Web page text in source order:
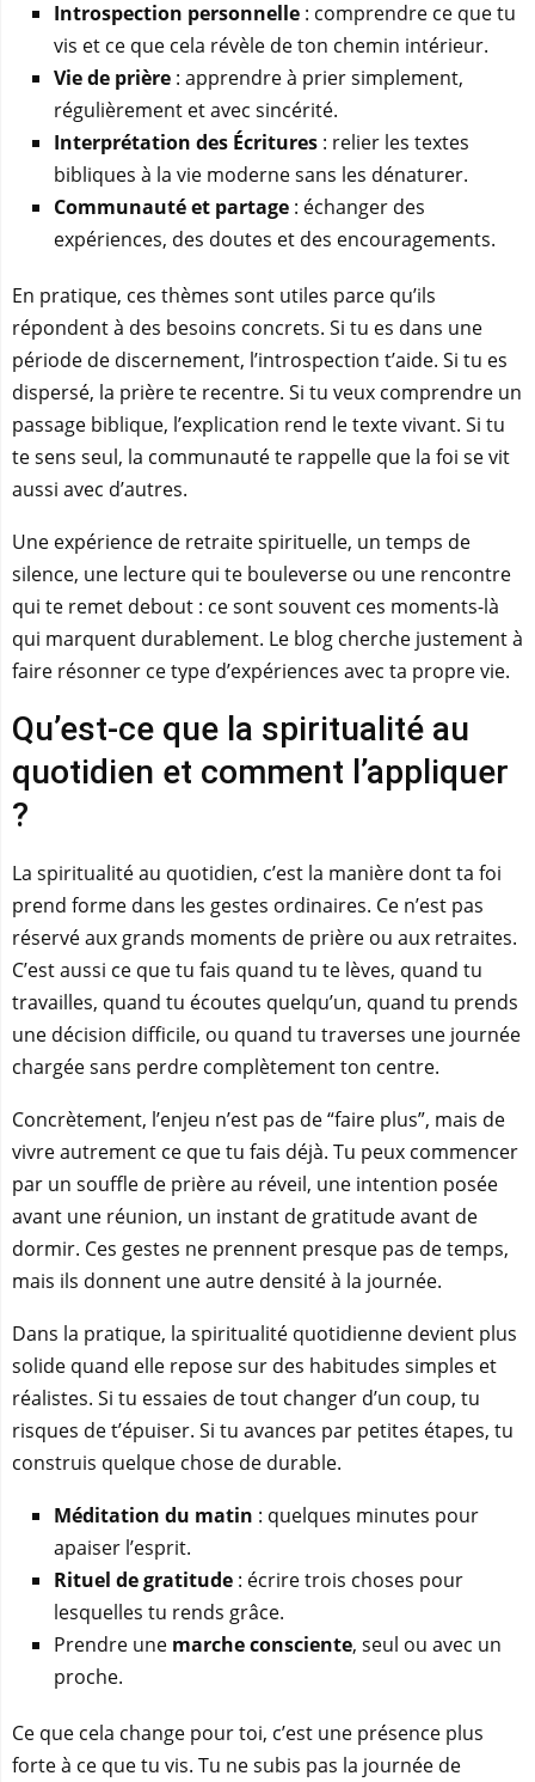
Introspection personnelle : comprendre ce que tu
vis et ce que cela révèle de ton chemin intérieur.
Vie de prière : apprendre à prier simplement,
régulièrement et avec sincérité.
Interprétation des Écritures : relier les textes
bibliques à la vie moderne sans les dénaturer.
Communauté et partage : échanger des
expériences, des doutes et des encouragements.
En pratique, ces thèmes sont utiles parce qu’ils
répondent à des besoins concrets. Si tu es dans une
période de discernement, l’introspection t’aide. Si tu es
dispersé, la prière te recentre. Si tu veux comprendre un
passage biblique, l’explication rend le texte vivant. Si tu
te sens seul, la communauté te rappelle que la foi se vit
aussi avec d’autres.
Une expérience de retraite spirituelle, un temps de
silence, une lecture qui te bouleverse ou une rencontre
qui te remet debout : ce sont souvent ces moments-là
qui marquent durablement. Le blog cherche justement à
faire résonner ce type d’expériences avec ta propre vie.
Qu’est-ce que la spiritualité au
quotidien et comment l’appliquer
?
La spiritualité au quotidien, c’est la manière dont ta foi
prend forme dans les gestes ordinaires. Ce n’est pas
réservé aux grands moments de prière ou aux retraites.
C’est aussi ce que tu fais quand tu te lèves, quand tu
travailles, quand tu écoutes quelqu’un, quand tu prends
une décision difficile, ou quand tu traverses une journée
chargée sans perdre complètement ton centre.
Concrètement, l’enjeu n’est pas de “faire plus”, mais de
vivre autrement ce que tu fais déjà. Tu peux commencer
par un souffle de prière au réveil, une intention posée
avant une réunion, un instant de gratitude avant de
dormir. Ces gestes ne prennent presque pas de temps,
mais ils donnent une autre densité à la journée.
Dans la pratique, la spiritualité quotidienne devient plus
solide quand elle repose sur des habitudes simples et
réalistes. Si tu essaies de tout changer d’un coup, tu
risques de t’épuiser. Si tu avances par petites étapes, tu
construis quelque chose de durable.
Méditation du matin : quelques minutes pour
apaiser l’esprit.
Rituel de gratitude : écrire trois choses pour
lesquelles tu rends grâce.
Prendre une marche consciente, seul ou avec un
proche.
Ce que cela change pour toi, c’est une présence plus
forte à ce que tu vis. Tu ne subis pas la journée de